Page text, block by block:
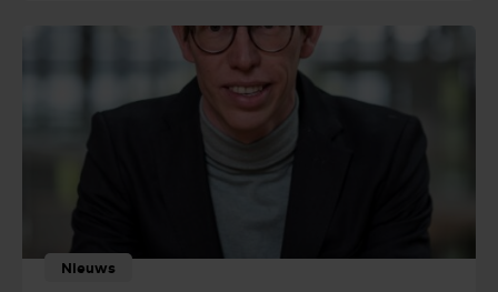
Nieuws